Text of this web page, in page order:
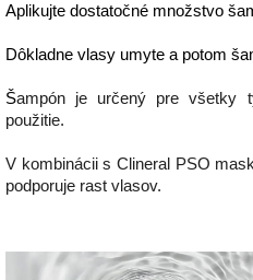
Aplikujte dostatočné množstvo
Dôkladne vlasy umyte a potom
Šampón je určený pre všetky
použitie.
V kombinácii s Clineral PSO
podporuje rast vlasov.